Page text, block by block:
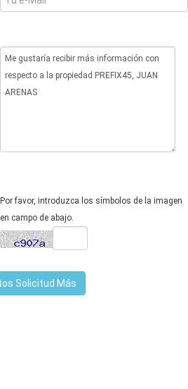
Por favor, introduzca los símbolos de la imagen
en campo de abajo.